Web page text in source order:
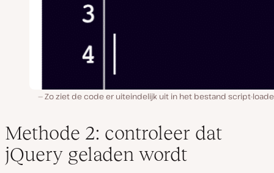
Zo ziet de code er uiteindelijk uit in het bestand script-
Methode 2: controleer dat
jQuery geladen wordt